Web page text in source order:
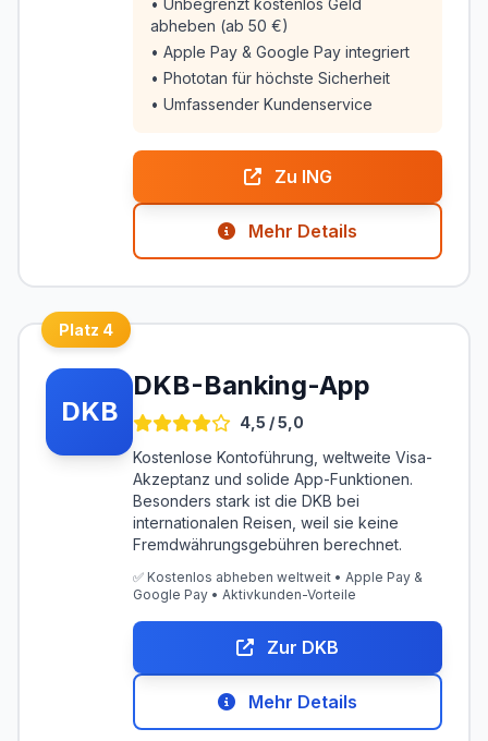
• Unbegrenzt kostenlos Geld
abheben (ab 50 €)
• Apple Pay & Google Pay integriert
• Phototan für höchste Sicherheit
• Umfassender Kundenservice
Zu ING
Mehr Details
Platz 4
DKB
DKB-Banking-App
4,5 / 5,0
Kostenlose Kontoführung, weltweite Visa-
Akzeptanz und solide App-Funktionen.
Besonders stark ist die DKB bei
internationalen Reisen, weil sie keine
Fremdwährungsgebühren berechnet.
✅ Kostenlos abheben weltweit • Apple Pay &
Google Pay • Aktivkunden-Vorteile
Zur DKB
Mehr Details